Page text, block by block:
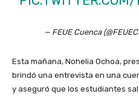
— FEUE Cuenca
Esta mañana, Nohelia Ochoa,
brindó una entrevista en una
y aseguró que los estudiantes